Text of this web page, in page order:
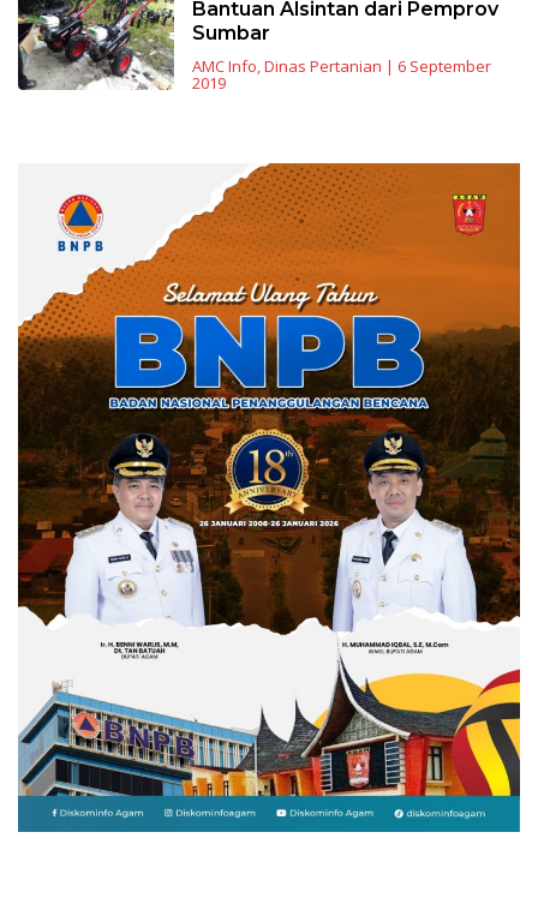
Bantuan Alsintan dari Pemprov
Sumbar
AMC Info Dinas Pertanian | 6 September
2019